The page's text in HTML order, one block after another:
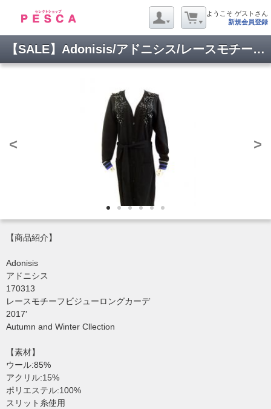
ようこそ ゲストさん
新規会員登録
【SALE】Adonisis/アドニシス/レースモチーフビジューロングカーデ/170313-08-F
< >
【商品紹介】
Adonisis
アドニシス
170313
レースモチーフビジューロングカーデ
2017'
Autumn and Winter Cllection
【素材】
ウール:85%
アクリル:15%
ポリエステル:100%
スリット糸使用